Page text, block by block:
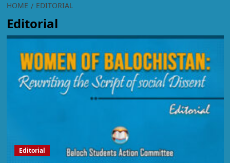
HOME EDITORIAL
Editorial
Editorial